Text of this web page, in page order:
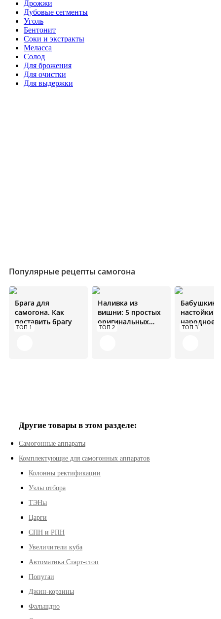
Дрожжи
Дубовые сегменты
Уголь
Бентонит
Соки и экстракты
Меласса
Солод
Для брожения
Для очистки
Для выдержки
Популярные рецепты самогона
ТОП 1
Брага для
самогона. Как
поставить брагу
ТОП 2
Наливка из
вишни: 5 простых
оригинальных
рецептов
ТОП 3
Бабушкин
настойки
народное
средство
Другие товары в этом разделе:
Самогонные аппараты
Комплектующие для самогонных аппаратов
Колонны ректификации
Узлы отбора
ТЭНы
Царги
СПН и РПН
Увеличители куба
Автоматика Старт-стоп
Попугаи
Джин-корзины
Фальшдно